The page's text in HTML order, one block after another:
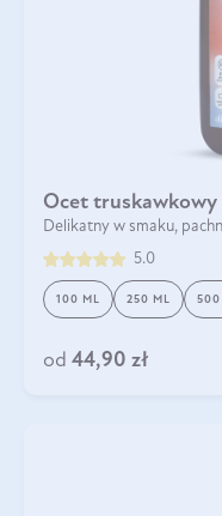
Ocet truskawkowy
Delikatny w smaku,
5.0
100 ML 250 ML 500
od 44,90 zł